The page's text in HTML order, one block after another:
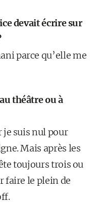
devait écrire sur
parce qu’elle me
théâtre ou à
je suis nul pour
Mais après les
toujours trois ou
faire le plein de